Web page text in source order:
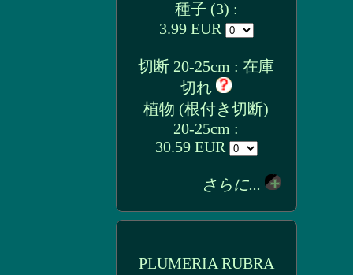
種子 (3) :
3.99 EUR
切断 20-25cm : 在庫
切れ
植物 (根付き切断)
20-25cm :
30.59 EUR
さらに...
PLUMERIA RUBRA